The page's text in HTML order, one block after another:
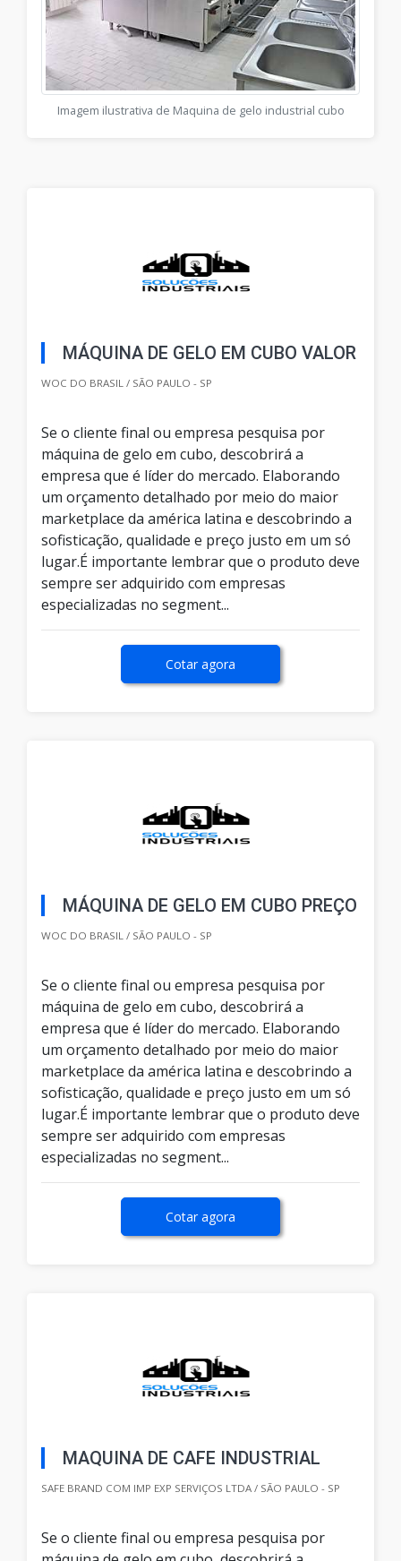
Imagem ilustrativa de Maquina de gelo industrial cubo
MÁQUINA DE GELO EM CUBO VALOR
WOC DO BRASIL / SÃO PAULO - SP
Se o cliente final ou empresa pesquisa por
máquina de gelo em cubo, descobrirá a
empresa que é líder do mercado. Elaborando
um orçamento detalhado por meio do maior
marketplace da américa latina e descobrindo a
sofisticação, qualidade e preço justo em um só
lugar.É importante lembrar que o produto deve
sempre ser adquirido com empresas
especializadas no segment...
Cotar agora
MÁQUINA DE GELO EM CUBO PREÇO
WOC DO BRASIL / SÃO PAULO - SP
Se o cliente final ou empresa pesquisa por
máquina de gelo em cubo, descobrirá a
empresa que é líder do mercado. Elaborando
um orçamento detalhado por meio do maior
marketplace da américa latina e descobrindo a
sofisticação, qualidade e preço justo em um só
lugar.É importante lembrar que o produto deve
sempre ser adquirido com empresas
especializadas no segment...
Cotar agora
MAQUINA DE CAFE INDUSTRIAL
SAFE BRAND COM IMP EXP SERVIÇOS LTDA / SÃO PAULO - SP
Se o cliente final ou empresa pesquisa por